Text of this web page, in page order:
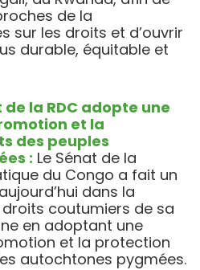
de la
sur les droits et d’ouvrir
durable, équitable et
de la RDC adopte une
et la
des peuples
: Le Sénat de la
du Congo a fait un
dans la
coutumiers de sa
en adoptant une
et la protection
autochtones pygmées.